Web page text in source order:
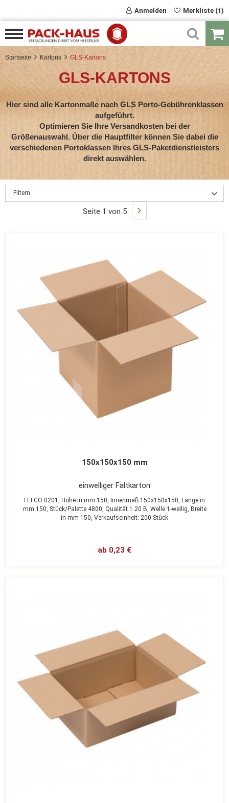
Anmelden Merkliste (1)
Startseite Kartons GLS-Kartons
GLS-KARTONS
Hier sind alle Kartonmaße nach GLS Porto-Gebührenklassen
aufgeführt.
Optimieren Sie Ihre Versandkosten bei der
Größenauswahl. Über die Hauptfilter können Sie dabei die
verschiedenen Portoklassen Ihres GLS-Paketdienstleisters
direkt auswählen.
Filtern
Seite 1 von 5
150x150x150 mm
einwelliger Faltkarton
FEFCO 0201, Höhe in mm 150, Innenmaß 150x150x150, Länge in
mm 150, Stück/Palette 4800, Qualität 1.20 B, Welle 1-wellig, Breite
in mm 150, Verkaufseinheit: 200 Stück
ab 0,23 €